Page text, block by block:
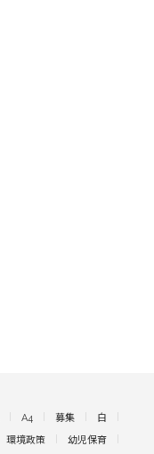
A4 募集
白
環境政策 幼児保育